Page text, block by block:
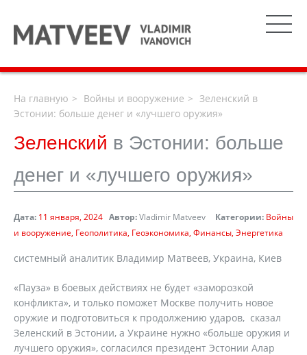
На главную Войны и вооружение
Зеленский в
Эстонии: больше денег и «лучшего оружия»
Зеленский в Эстонии: больше
денег и «лучшего оружия»
Дата: 11 января, 2024 Автор:Vladimir Matveev Категории: Войны
и вооружение Геополитика Геоэкономика Финансы Энергетика
системный аналитик Владимир Матвеев, Украина, Киев
«Пауза» в боевых действиях не будет «заморозкой
конфликта», и только поможет Москве получить новое
оружие и подготовиться к продолжению ударов, сказал
Зеленский в Эстонии, а Украине нужно «больше оружия и
лучшего оружия», согласился президент Эстонии Алар